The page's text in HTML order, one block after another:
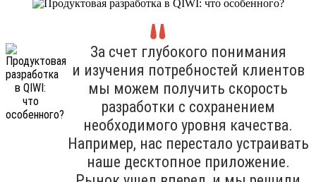
За счет глубокого понимания
и изучения потребностей клиентов
мы можем получить скорость
разработки с сохранением
необходимого уровня качества.
Например, нас перестало устраивать
наше десктопное приложение.